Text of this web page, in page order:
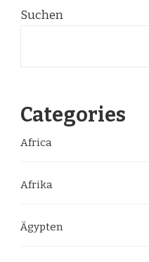
Suchen
Categories
Africa
Afrika
Ägypten